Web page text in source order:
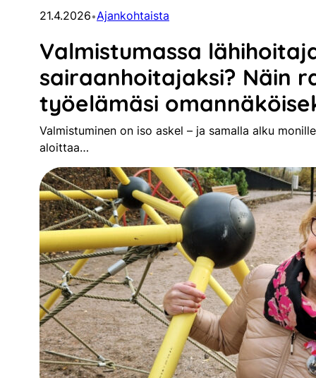
21.4.2026•Ajankohtaista
Valmistumassa
sairaanhoitajaksi? Näin
työelämäsi
Valmistuminen on iso askel – ja samalla alku
aloittaa…